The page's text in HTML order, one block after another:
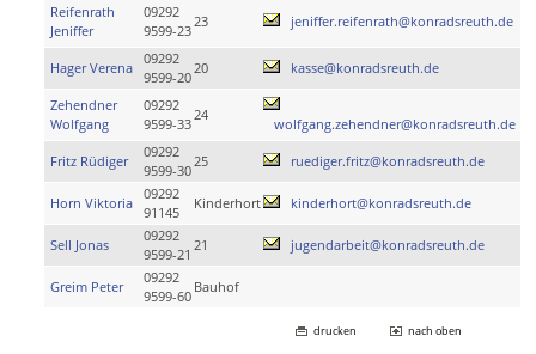
Reifenrath
Jeniffer
09292
9599-23
23 jeniffer.reifenrath@konradsreuth.de
Hager Verena
09292
9599-20
20 kasse@konradsreuth.de
Zehendner
Wolfgang
09292
9599-33
24
wolfgang.zehendner@konradsreuth.de
Fritz Rüdiger
09292
9599-30
25 ruediger.fritz@konradsreuth.de
Horn Viktoria
09292
91145
Kinderhort kinderhort@konradsreuth.de
Sell Jonas
09292
9599-21
21 jugendarbeit@konradsreuth.de
Greim Peter
09292
9599-60
Bauhof
drucken nach oben